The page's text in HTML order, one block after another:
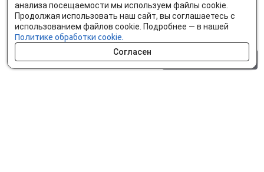
анализа посещаемости мы используем файлы cookie.
Продолжая использовать наш сайт, вы соглашаетесь с
использованием файлов cookie. Подробнее — в нашей
Политике обработки cookie.
Согласен